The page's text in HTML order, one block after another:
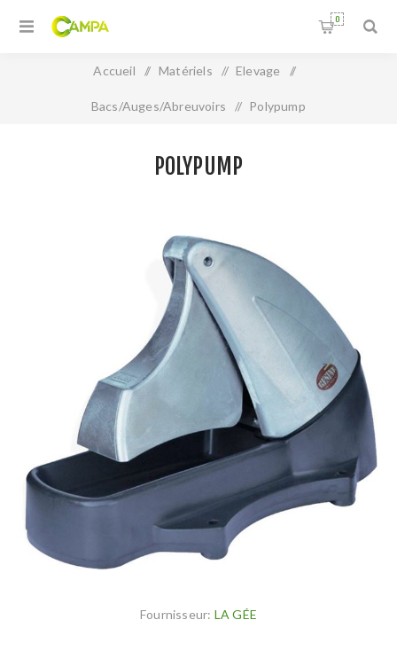
0
Accueil / Matériels / Elevage /
Bacs/Auges/Abreuvoirs / Polypump
POLYPUMP
Fournisseur: LA GÉE